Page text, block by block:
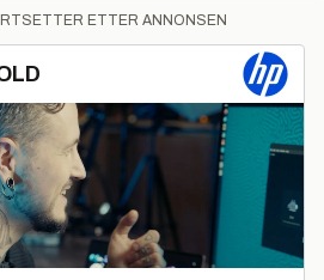
ETTER ANNONSEN